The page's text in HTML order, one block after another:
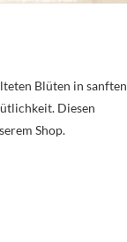
Blüten in sanften
Diesen
Shop.